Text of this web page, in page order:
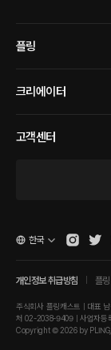
플링
크리에이터
고객센터
개인정보 취급방침 플
주식회사 플링캐스트 | 대표
처 02-2038-9409 | 사업자등
Copyright © 2026 by
한국